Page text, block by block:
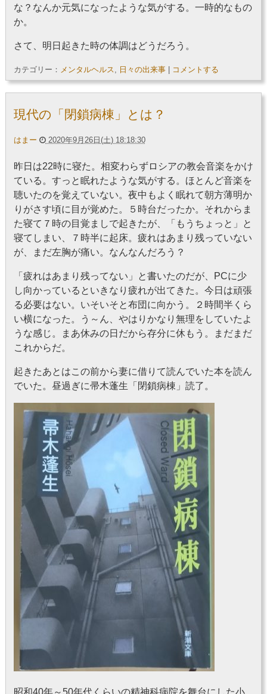
な？なんか元気になったような気がする。一時的なもの
か。
さて、明日起きた時の体調はどうだろう。
カテゴリー： メンタルヘルス, 日々の出来事 コメントする
現代の「閉鎖病棟」とは？
はまー 2020年9月26日(土) 18:18:30
昨日は22時に寝た。相変わらずロシアの教会音楽をかけ
ている。すっと眠れたような気がする。ほとんど音楽を
聴いたのを覚えていない。夜中もよく眠れて朝方薄明か
りがさす頃に目が覚めた。５時台だったか。それからま
た寝て７時の目覚ましで起きたが、「もうちょっと」と
寝てしまい、７時半に起床。疲れはあまり残っていない
が、まだ左胸が痛い。なんなんだろう？
「疲れはあまり残ってない」と書いたのだが、PCに少
し向かっているといきなり疲れが出てきた。今日は頑張
る必要はない。いそいそと布団に向かう。２時間半くら
い横になった。う～ん、やはりかなり無理をしていたよ
うな感じ。まあ休みの日だから存分に休もう。まだまだ
これからだ。
起きたあとはこの前から妻に借りて読んでいた本を読ん
でいた。昼過ぎに帚木蓬生「閉鎖病棟」読了。